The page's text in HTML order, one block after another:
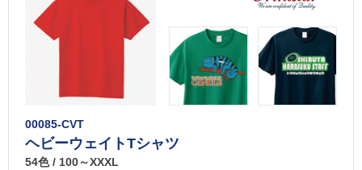
00085-CVT
ヘビーウェイトTシャツ
54色 / 100～XXXL